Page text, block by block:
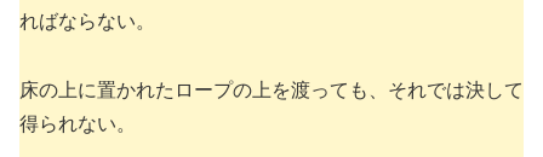
ればならない。
床の上に置かれたロープの上を渡っても、それでは決して
得られない。